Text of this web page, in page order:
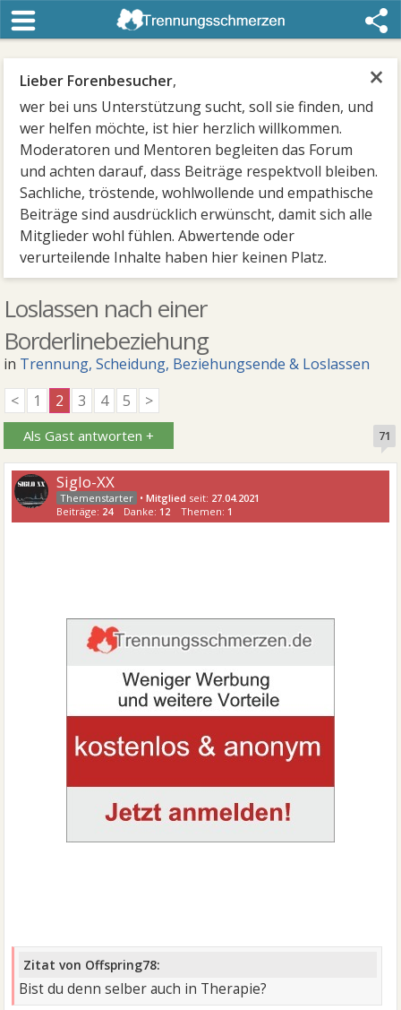
×
Lieber Forenbesucher,
wer bei uns Unterstützung sucht, soll sie finden, und
wer helfen möchte, ist hier herzlich willkommen.
Moderatoren und Mentoren begleiten das Forum
und achten darauf, dass Beiträge respektvoll bleiben.
Sachliche, tröstende, wohlwollende und empathische
Beiträge sind ausdrücklich erwünscht, damit sich alle
Mitglieder wohl fühlen. Abwertende oder
verurteilende Inhalte haben hier keinen Platz.
Loslassen nach einer
Borderlinebeziehung
in Trennung, Scheidung, Beziehungsende & Loslassen
<
1 2 3 4 5 >
Als Gast antworten + 71
Siglo-XX
•Mitglied seit: 27.04.2021
Beiträge: 24 Danke: 12 Themen: 1
Zitat von Offspring78:
Bist du denn selber auch in Therapie?